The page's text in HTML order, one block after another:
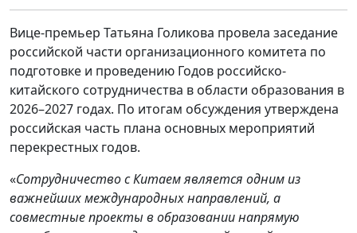
Вице-премьер Татьяна Голикова провела заседание
российской части организационного комитета по
подготовке и проведению Годов российско-
китайского сотрудничества в области образования в
2026–2027 годах. По итогам обсуждения утверждена
российская часть плана основных мероприятий
перекрестных годов.
«Сотрудничество с Китаем является одним из
важнейших международных направлений, а
совместные проекты в образовании напрямую